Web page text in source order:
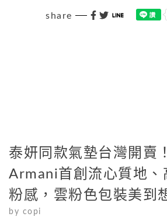
share
泰妍同款氣墊台灣開賣
Armani首創流心質地、
粉感，雲粉色包裝美到
by copi